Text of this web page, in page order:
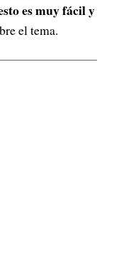
es muy fácil y
el tema.